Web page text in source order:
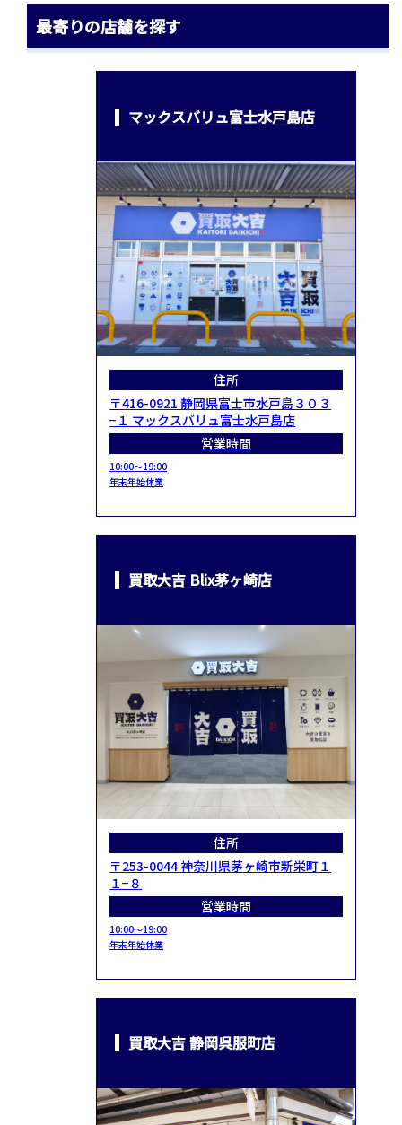
最寄りの店舗を探す
マックスバリュ富士水戸島店
住所
〒416-0921 静岡県富士市水戸島３０３
−１ マックスバリュ富士水戸島店
営業時間
10:00～19:00
年末年始休業
買取大吉 Blix茅ヶ崎店
住所
〒253-0044 神奈川県茅ヶ崎市新栄町１
１−８
営業時間
10:00～19:00
年末年始休業
買取大吉 静岡呉服町店